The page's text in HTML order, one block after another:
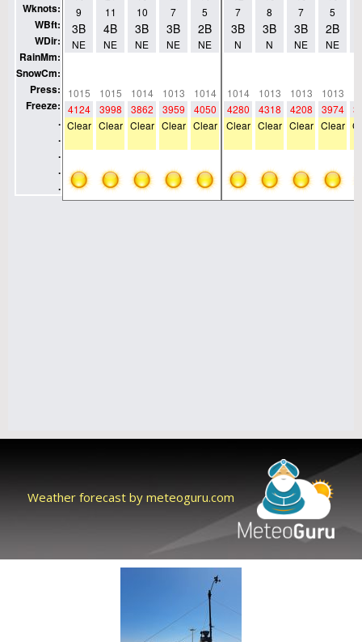
Weather forecast by meteoguru.com